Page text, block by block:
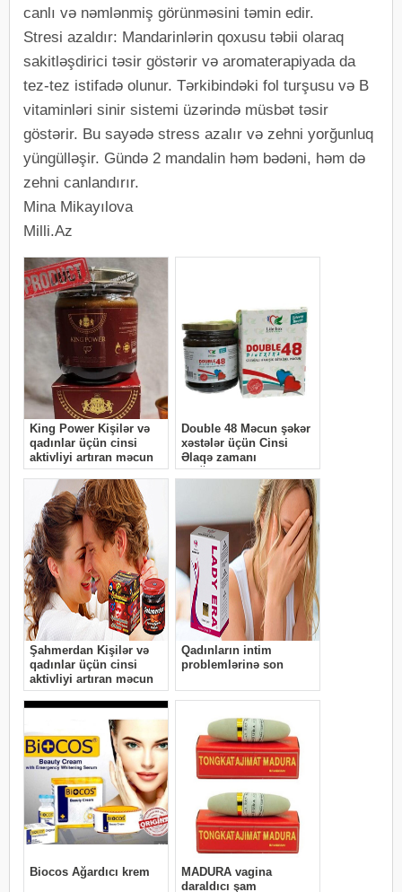
canlı və nəmlənmiş görünməsini təmin edir.
Stresi azaldır: Mandarinlərin qoxusu təbii olaraq
sakitləşdirici təsir göstərir və aromaterapiyada da
tez-tez istifadə olunur. Tərkibindəki fol turşusu və B
vitaminləri sinir sistemi üzərində müsbət təsir
göstərir. Bu sayədə stress azalır və zehni yorğunluq
yüngülləşir. Gündə 2 mandalin həm bədəni, həm də
zehni canlandırır.
Mina Mikayılova
Milli.Az